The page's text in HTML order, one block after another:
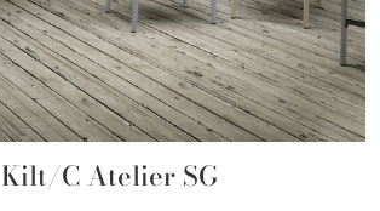
Kilt/C Atelier SG